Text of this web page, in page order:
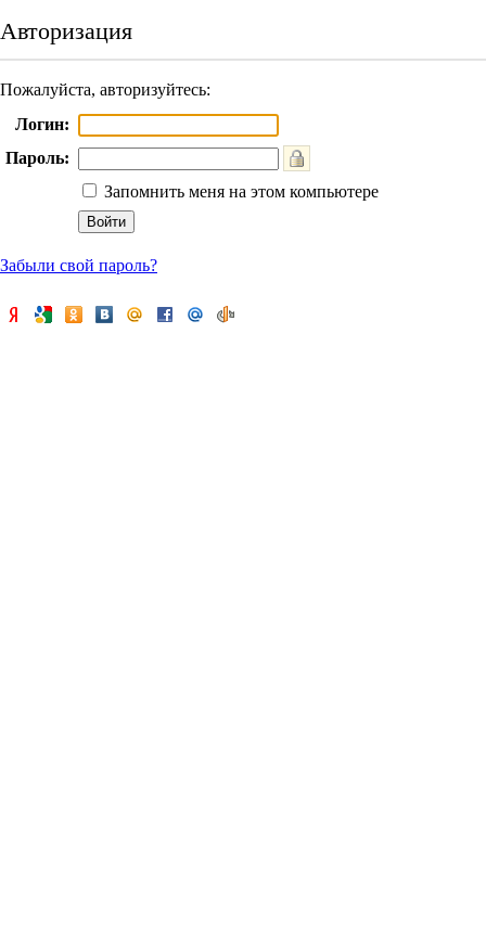
Авторизация
Пожалуйста, авторизуйтесь:
Логин:
Пароль:
Запомнить меня на этом компьютере
Забыли свой пароль?